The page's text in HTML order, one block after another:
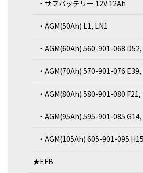
・サブバッテリー 12V 12Ah
・AGM(50Ah) L1, LN1
・AGM(60Ah) 560-901-068
・AGM(70Ah) 570-901-076
・AGM(80Ah) 580-901-080
・AGM(95Ah) 595-901-085
・AGM(105Ah) 605-901-095
★EFB